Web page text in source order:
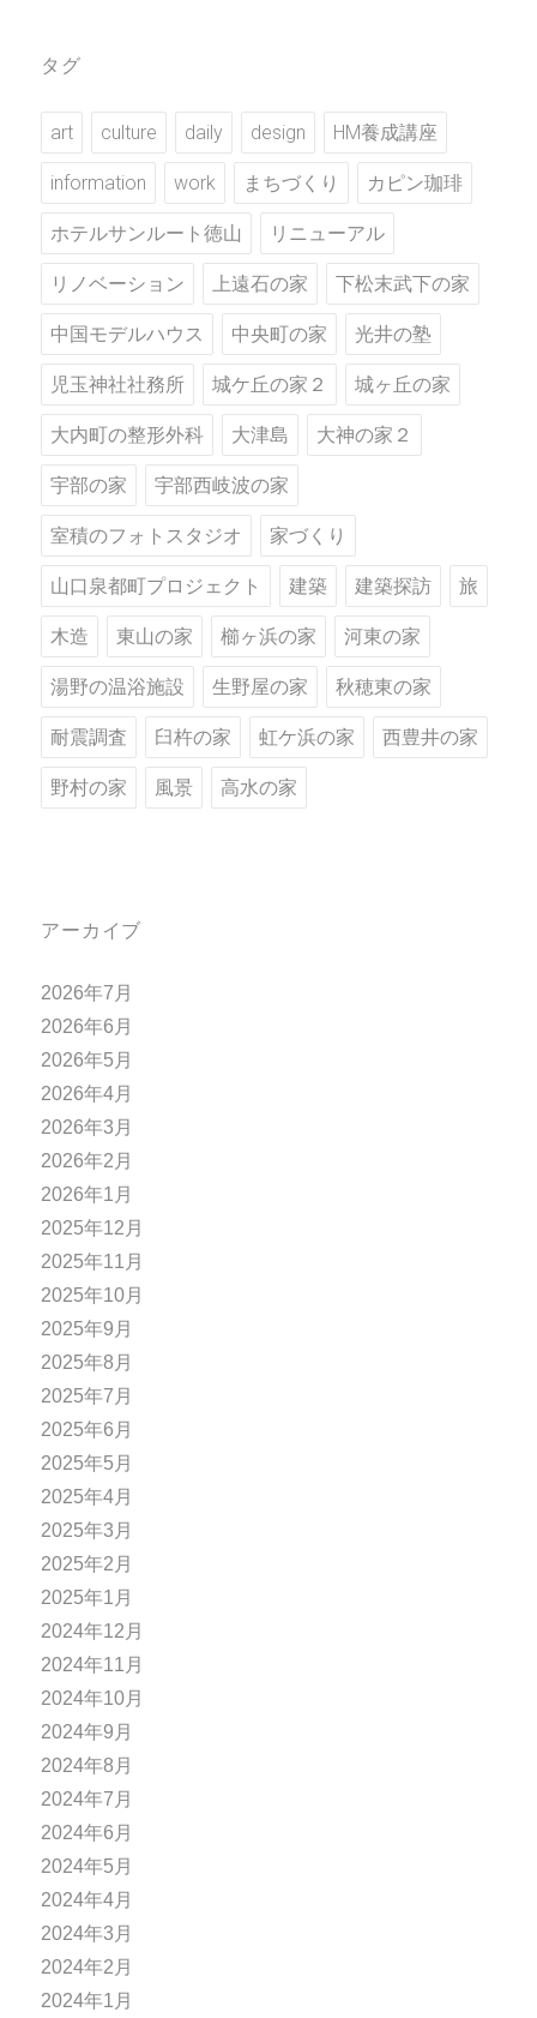
タグ
art culture daily design HM養成講座
information work まちづくり カピン珈琲
ホテルサンルート徳山 リニューアル
リノベーション 上遠石の家 下松末武下の家
中国モデルハウス 中央町の家 光井の塾
児玉神社社務所 城ケ丘の家２ 城ヶ丘の家
大内町の整形外科 大津島 大神の家２
宇部の家 宇部西岐波の家
室積のフォトスタジオ 家づくり
山口泉都町プロジェクト 建築 建築探訪 旅
木造 東山の家 櫛ヶ浜の家 河東の家
湯野の温浴施設 生野屋の家 秋穂東の家
耐震調査 臼杵の家 虹ケ浜の家 西豊井の家
野村の家 風景 高水の家
アーカイブ
2026年7月
2026年6月
2026年5月
2026年4月
2026年3月
2026年2月
2026年1月
2025年12月
2025年11月
2025年10月
2025年9月
2025年8月
2025年7月
2025年6月
2025年5月
2025年4月
2025年3月
2025年2月
2025年1月
2024年12月
2024年11月
2024年10月
2024年9月
2024年8月
2024年7月
2024年6月
2024年5月
2024年4月
2024年3月
2024年2月
2024年1月